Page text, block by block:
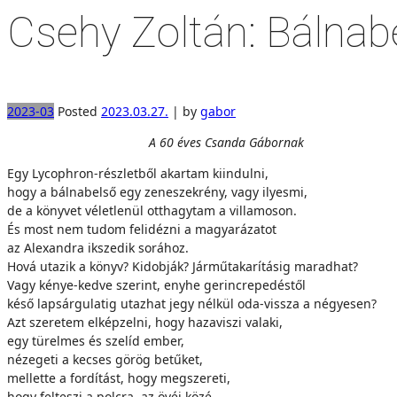
Csehy Zoltán:
2023-03 Posted 2023.03.27. | by gabor
A 60 éves Csanda Gábornak
Egy Lycophron-részletből akartam kiindulni,
hogy a bálnabelső egy zeneszekrény, vagy ilyesmi,
de a könyvet véletlenül otthagytam a villamoson.
És most nem tudom felidézni a magyarázatot
az Alexandra ikszedik sorához.
Hová utazik a könyv? Kidobják? Járműtakarításig maradhat?
Vagy kénye-kedve szerint, enyhe gerincrepedéstől
késő lapsárgulatig utazhat jegy nélkül oda-vissza a négyesen?
Azt szeretem elképzelni, hogy hazaviszi valaki,
egy türelmes és szelíd ember,
nézegeti a kecses görög betűket,
mellette a fordítást, hogy megszereti,